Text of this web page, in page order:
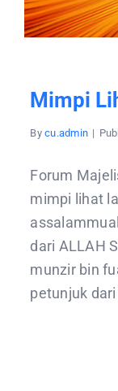
Mimpi
Bycu.admin |
Forum
mimpi lihat
dari ALLAH
munzir bin
petunjuk